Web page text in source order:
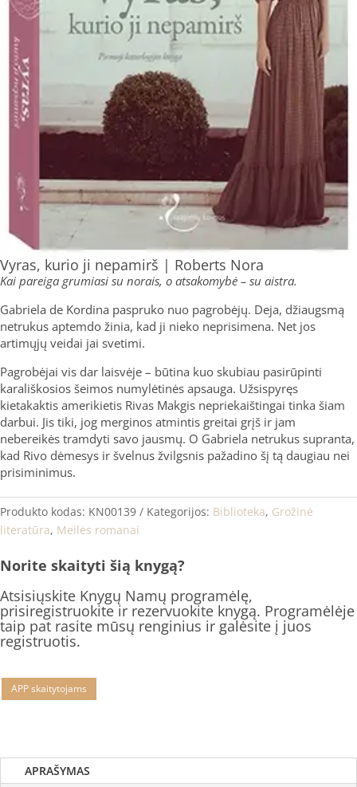
Vyras, kurio ji nepamirš | Roberts Nora
Kai pareiga grumiasi su norais, o atsakomybė – su aistra.
Gabriela de Kordina paspruko nuo pagrobėjų. Deja, džiaugsmą
netrukus aptemdo žinia, kad ji nieko neprisimena. Net jos
artimųjų veidai jai svetimi.
Pagrobėjai vis dar laisvėje – būtina kuo skubiau pasirūpinti
karališkosios šeimos numylėtinės apsauga. Užsispyręs
kietakaktis amerikietis Rivas Makgis nepriekaištingai tinka šiam
darbui. Jis tiki, jog merginos atmintis greitai grįš ir jam
nebereikės tramdyti savo jausmų. O Gabriela netrukus supranta,
kad Rivo dėmesys ir švelnus žvilgsnis pažadino šį tą daugiau nei
prisiminimus.
Produkto kodas: KN00139 Kategorijos: Biblioteka, Grožinė
literatūra, Meilės romanai
Norite skaityti šią knygą?
Atsisiųskite Knygų Namų programėlę,
prisiregistruokite ir rezervuokite knygą. Programėlėje
taip pat rasite mūsų renginius ir galėsite į juos
registruotis.
APP skaitytojams
APRAŠYMAS